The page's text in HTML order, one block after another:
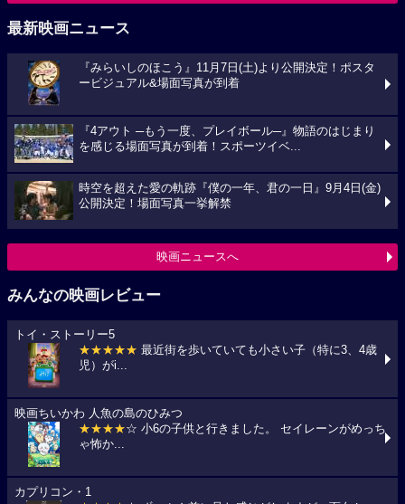
最新映画ニュース
『みらいしのほこう』11月7日(土)より公開決定！ポスタ
ービジュアル&場面写真が到着
『4アウト ─もう一度、プレイボール─』物語のはじまり
を感じる場面写真が到着！スポーツイベ...
時空を超えた愛の軌跡『僕の一年、君の一日』9月4日(金)
公開決定！場面写真一挙解禁
映画ニュースへ
みんなの映画レビュー
トイ・ストーリー5
★★★★★ 最近街を歩いていても小さい子（特に3、4歳
児）がi...
映画ちいかわ 人魚の島のひみつ
★★★★☆ 小6の子供と行きました。 セイレーンがめっち
ゃ怖か...
カプリコン・1